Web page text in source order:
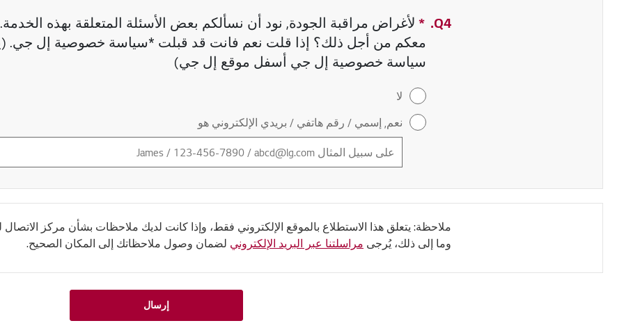
Q4.
* حقل مطلوب
لأغراض مراقبة الجودة, نود أن نسألكم بعض الأسئلة المتعلقة بهذه
معكم من أجل ذلك؟ إذا قلت نعم فانت قد قبلت *سياسة خصوصية إل جي.
سياسة خصوصية إل جي أسفل موقع إل جي)
لا
نعم, إسمي / رقم هاتفي / بريدي الإلكتروني هو
ملاحظة: يتعلق هذا الاستطلاع بالموقع الإلكتروني فقط، وإذا كانت لديك ملاحظات بشأن مركز الاتصال
وما إلى ذلك، يُرجى مراسلتنا عبر البريد الإلكتروني لضمان وصول ملاحظاتك إلى المكان الصحيح.
إرسال